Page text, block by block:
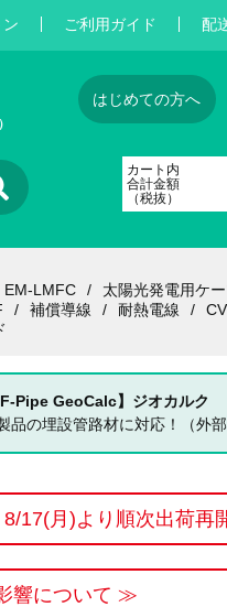
ご利用ガイド 配
はじめての方へ
カート内
合計金額
（税抜）
EM-LMFC 太陽光発電用ケ
補償導線 耐熱電線
Pipe GeoCalc】ジオカルク
の埋設管路材に対応！（外部
17(月)より順次出荷再
響について ≫